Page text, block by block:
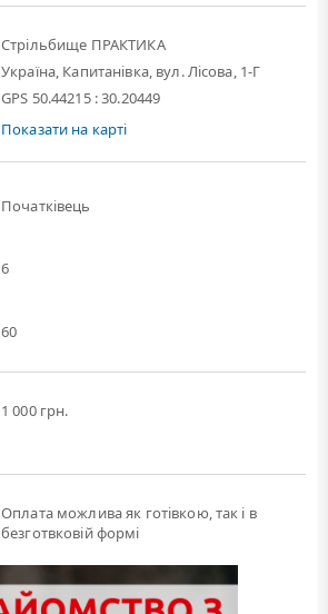
Стрільбище ПРАКТИКА
Україна, Капитанівка, вул. Лісова, 1-Г
GPS 50.44215 : 30.20449
Показати на карті
Початківець
6
60
1 000 грн.
Оплата можлива як готівкою, так і в
безготвковій формі